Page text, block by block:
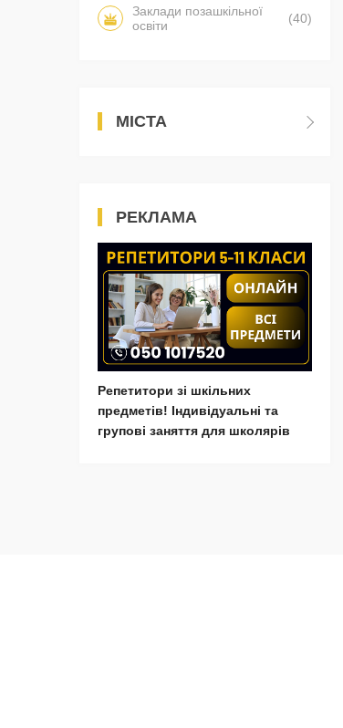
Заклади позашкільної
освіти
(40)
МІСТА
РЕКЛАМА
Репетитори зі шкільних
предметів! Індивідуальні та
групові заняття для школярів